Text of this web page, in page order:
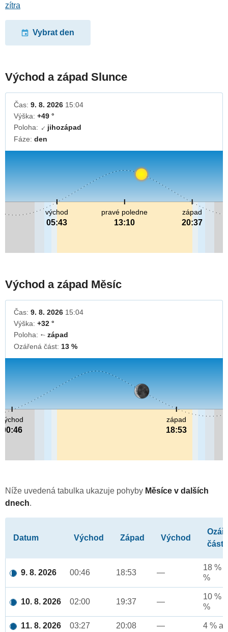
zítra
Vybrat den
Východ a západ Slunce
Čas: 9. 8. 2026 15:04
Výška: +49 °
Poloha: ↓jihozápad
Fáze: den
pravé poledne
13:10
východ
05:43
západ
20:37
Východ a západ Měsíc
Čas: 9. 8. 2026 15:04
Výška: +32 °
Poloha:
↓západ
Ozářená část: 13 %
východ
00:46
západ
18:53
Níže uvedená tabulka ukazuje pohyby Měsíce v dalších
dnech.
Datum Východ Západ Východ
část
9. 8. 2026 00:46 18:53 —
18 %
%
10. 8. 2026 02:00 19:37 —
10 %
%
11. 8. 2026 03:27 20:08 — 4 %